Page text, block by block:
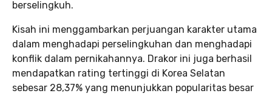
berselingkuh.
Kisah ini menggambarkan perjuangan karakter utama
dalam menghadapi perselingkuhan dan menghadapi
konflik dalam pernikahannya. Drakor ini juga berhasil
mendapatkan rating tertinggi di Korea Selatan
sebesar 28,37% yang menunjukkan popularitas besar